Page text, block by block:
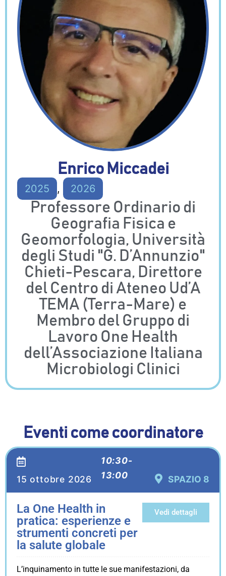
Enrico Miccadei
2025 , 2026
Professore Ordinario di
Geografia Fisica e
Geomorfologia, Università
degli Studi "G. D’Annunzio"
Chieti-Pescara, Direttore
del Centro di Ateneo Ud’A
TEMA (Terra-Mare) e
Membro del Gruppo di
Lavoro One Health
dell’Associazione Italiana
Microbiologi Clinici
Eventi come coordinatore
15 ottobre 2026
10:30-
13:00
SPAZIO 8
La One Health in
pratica: esperienze e
strumenti concreti per
la salute globale
Vedi dettagli
L’inquinamento in tutte le sue manifestazioni, da